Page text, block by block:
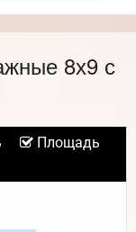
8х9 с
Площадь